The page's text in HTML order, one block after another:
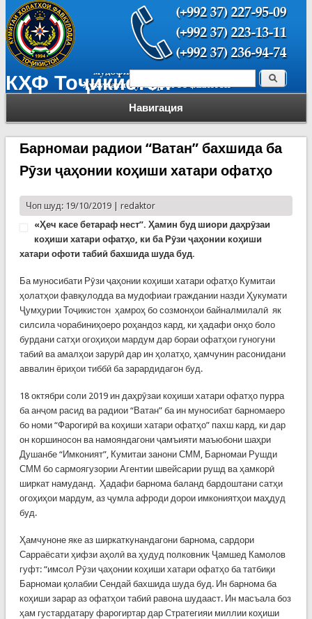
КҲФ Тоҷикистон
Навигация
Форма поиска Поиск
Барномаи радиои “Ватан” бахшида ба
Рӯзи ҷаҳонии коҳиши хатари офатҳо
Чоп шуд: 19/10/2019 | redaktor
«Ҳеч касе бетараф нест”. Ҳамин буд шиори даҳрӯзаи
коҳиши хатари офатҳо, ки ба Рӯзи ҷаҳонии коҳиши
хатари офоти табиӣ бахшида шуда буд.
Ба муносибати Рӯзи ҷаҳонии коҳиши хатари офатҳо Кумитаи
ҳолатҳои фавқулодда ва мудофиаи граждании назди Ҳукумати
Ҷумҳурии Тоҷикистон ҳамроҳ бо созмонҳои байналмилалӣ як
силсила чорабиниҳоеро роҳандоз кард, ки ҳадафи онҳо боло
бурдани сатҳи огоҳиҳои мардум дар бораи офатҳои гуногуни
табиӣ ва амалҳои зарурӣ дар ин ҳолатҳо, ҳамчунин расонидани
аввалин ёриҳои тиббӣ ба зарардидагон буд.
18 октябри соли 2019 ин даҳрӯзаи коҳиши хатари офатҳо пурра
ба анҷом расид ва радиои “Ватан” ба ин муносибат барномаеро
бо номи “Фарогирӣ ва коҳиши хатари офатҳо” пахш кард, ки дар
он коршиносон ва намояндагони ҷамъияти маъюбони шаҳри
Душанбе “Имконият”, Кумитаи занони СММ, Барномаи Рушди
СММ бо сармоягузории Агентии швейсарии рушд ва ҳамкорӣ
ширкат намуданд. Ҳадафи барнома баланд бардоштани сатҳи
огоҳиҳои мардум, аз ҷумла афроди дорои имкониятҳои маҳдуд
буд.
Ҳамчуноне яке аз ширкаткунандагони барнома, сардори
Сарраёсати ҳифзи аҳолӣ ва ҳудуд полковник Ҷамшед Камолов
гуфт: “имсол Рӯзи ҷаҳонии коҳиши хатари офатҳо ба татбиқи
Барномаи қолабии Сендай бахшида шуда буд. Ин барнома ба
коҳиши зарар аз офатҳои табиӣ равона шудааст. Ин масъала боз
ҳам густардатару фарогиртар дар Стратегияи миллии коҳиши